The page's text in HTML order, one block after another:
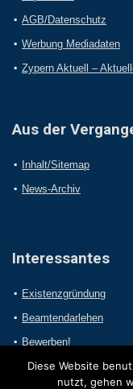
AGB/Datenschutz
Werbung Mediadaten
Zypern Aktuell –
Aus der
Inhalt/Sitemap
News-Archiv
Interessantes
Existenzgründung
Beamtendarlehen
Bewerben!
Diese Website
nutzt, gehen